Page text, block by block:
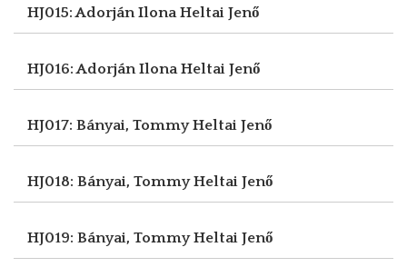
HJ015: Adorján IlonaHeltai Jenő
HJ016: Adorján IlonaHeltai Jenő
HJ017: Bányai, TommyHeltai Jenő
HJ018: Bányai, TommyHeltai Jenő
HJ019: Bányai, TommyHeltai Jenő